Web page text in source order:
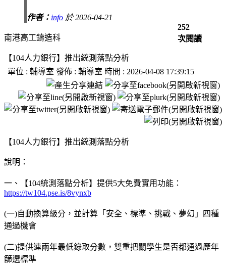
作者： info 於 2026-04-21
252
次閱讀
南港高工鑄造科
【104人力銀行】推出統測落點分析
單位 : 輔導室 發佈 : 輔導室 時間 : 2026-04-08 17:39:15
【104人力銀行】推出統測落點分析
說明：
一、【104統測落點分析】提供5大免費實用功能：
https://tw104.pse.is/8vynxb
(一)自動換算級分，並計算「安全、標準、挑戰、夢幻」四種
通過機會
(二)提供連兩年最低錄取分數，雙重把關學生是否都通過歷年
篩選標準